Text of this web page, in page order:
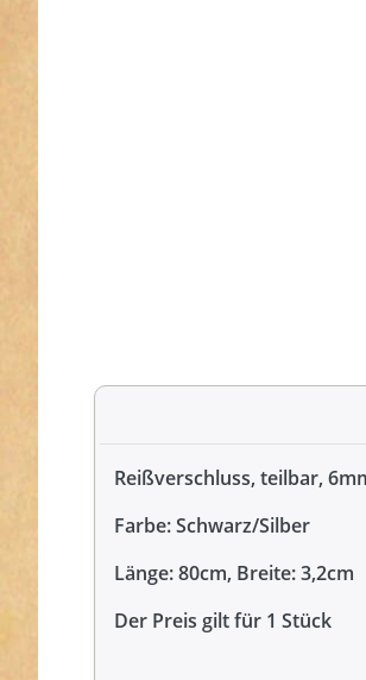
Reißverschluss, teilbar,
Farbe: Schwarz/Silber
Länge: 80cm, Breite: 3,2cm
Der Preis gilt für 1 Stück